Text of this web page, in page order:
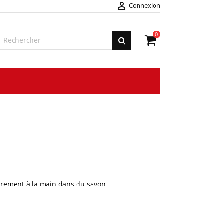
 Connexion
0
à la main dans du savon.